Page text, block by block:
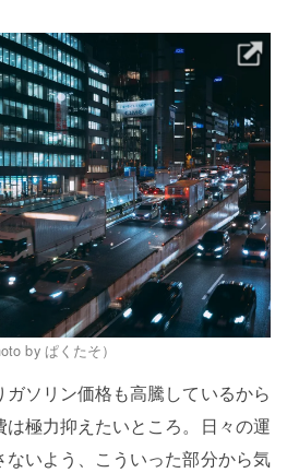
by ぱくたそ）
ソリン価格も高騰しているから
極力抑えたいところ。日々の運
いよう、こういった部分から気